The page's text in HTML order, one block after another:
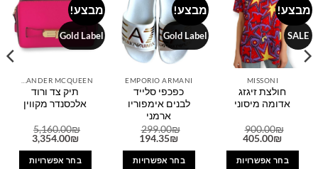
מבצע!
SALE
Add to
wishlist
MISSONI
חולצת זיגזג
אדומה מיסוני
900.00₪
המחיר
היה:
900.00₪.
405.00₪
המחיר
הוא:
405.00₪.בחר אפשרויות
מבצע!
Gold Label
Add to
wishlist
EMPORIO ARMANI
כפכפי סלייד
לבנים אימפוריו
ארמני
299.00₪
המחיר
היה:
299.00₪.
194.35₪
המחיר
הוא:
194.35₪.בחר אפשרויות
מבצע!
Gold Label
Add to
wishlist
תיק צד ורוד
אלכסנדר מקווין
5,160.00₪
המחיר
היה:
5,160.00₪.
3,354.00₪
המחיר
הוא:בחר אפשרויות